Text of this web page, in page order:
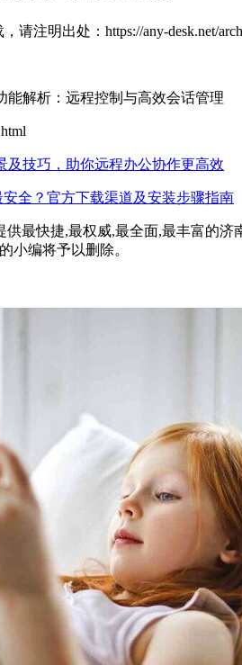
请注明出处：https://any-desk.net/
能解析：远程控制与高效会话管理
及技巧，助你远程办公协作更高效
全？官方下载渠道及安装步骤指南
供最快捷,最权威,最全面,最丰富的
小编将予以删除。